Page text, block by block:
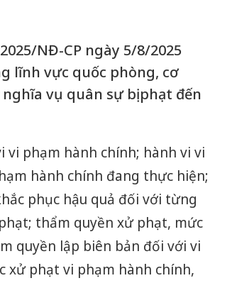
NĐ-CP ngày 5/8/2025
lĩnh vực quốc phòng, cơ
vụ quân sự bị phạt đến
vi phạm hành chính; hành vi vi
hành chính đang thực hiện;
phục hậu quả đối với từng
thẩm quyền xử phạt, mức
quyền lập biên bản đối với vi
xử phạt vi phạm hành chính,